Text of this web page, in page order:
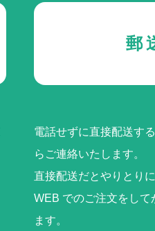
郵
電話せずに直接配送す
らご連絡いたします。
直接配送だとやりとり
WEB でのご注⽂をして
ます。